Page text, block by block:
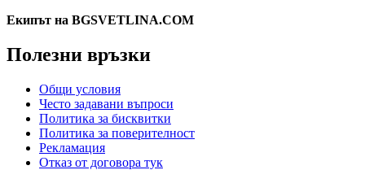
Екипът на BGSVETLINA.COM
Полезни връзки
Общи условия
Често задавани въпроси
Политика за бисквитки
Политика за поверителност
Рекламация
Отказ от договора тук